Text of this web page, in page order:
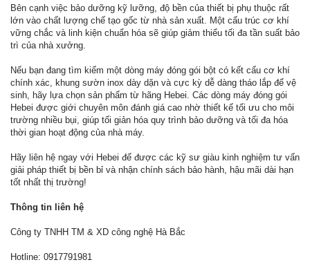
Bên cạnh việc bảo dưỡng kỹ lưỡng, độ bền của thiết bị phụ thuộc rất
lớn vào chất lượng chế tạo gốc từ nhà sản xuất. Một cấu trúc cơ khí
vững chắc và linh kiện chuẩn hóa sẽ giúp giảm thiểu tối đa tần suất bảo
trì của nhà xưởng.
Nếu bạn đang tìm kiếm một dòng máy đóng gói bột có kết cấu cơ khí
chính xác, khung sườn inox dày dặn và cực kỳ dễ dàng tháo lắp để vệ
sinh, hãy lựa chọn sản phẩm từ hãng Hebei. Các dòng máy đóng gói
Hebei được giới chuyên môn đánh giá cao nhờ thiết kế tối ưu cho môi
trường nhiều bụi, giúp tối giản hóa quy trình bảo dưỡng và tối đa hóa
thời gian hoạt động của nhà máy.
Hãy liên hệ ngay với Hebei để được các kỹ sư giàu kinh nghiệm tư vấn
giải pháp thiết bị bền bỉ và nhận chính sách bảo hành, hậu mãi dài hạn
tốt nhất thị trường!
Thông tin liên hệ
Công ty TNHH TM & XD công nghệ Hà Bắc
Hotline: 0917791981